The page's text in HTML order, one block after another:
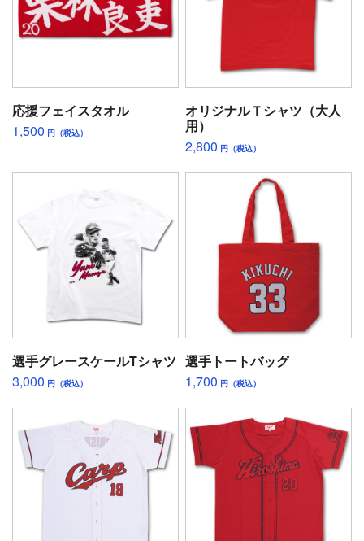
応援フェイスタオル
1,500 円（税込）
オリジナルＴシャツ（大人
用）
2,800 円（税込）
選手グレースケールTシャツ
3,000 円（税込）
選手トートバッグ
1,700 円（税込）